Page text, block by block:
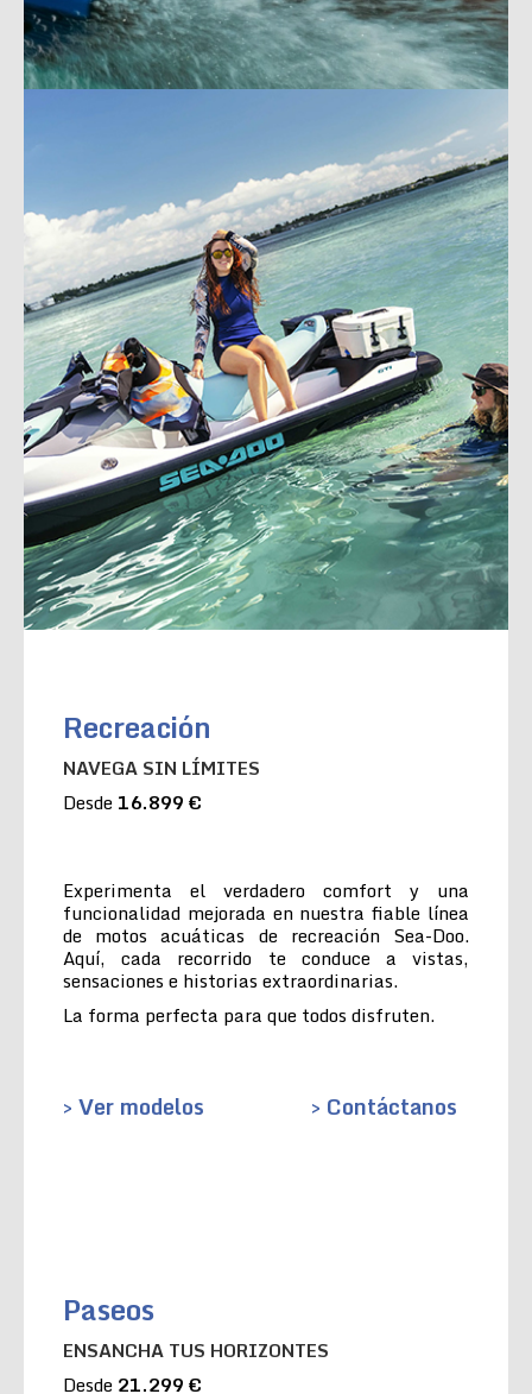
Recreación
NAVEGA SIN LÍMITES
Desde 16.899 €
Experimenta el verdadero comfort y una
funcionalidad mejorada en nuestra fiable línea
de motos acuáticas de recreación Sea-Doo.
Aquí, cada recorrido te conduce a vistas,
sensaciones e historias extraordinarias.
La forma perfecta para que todos disfruten.
> Ver modelos > Contáctanos
Paseos
ENSANCHA TUS HORIZONTES
Desde 21.299 €